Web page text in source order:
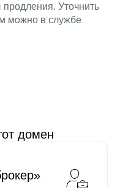
Уточнить
можно в службе
домен